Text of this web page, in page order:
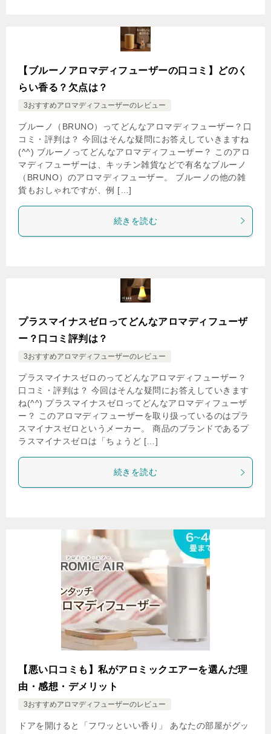
【ブルーノアロマディフューザーの口コミ】どのく
らい香る？欠点は？
3おすすめアロマディフューザーのレビュー
ブルーノ（BRUNO）ってどんなアロマディフューザー？口
コミ・評判は？ 今回はそんな疑問にお答えしていきますね
(^^) ブルーノってどんなアロマディフューザー？ このアロ
マディフューザーは、キッチン雑貨などで有名なブルーノ
（BRUNO）のアロマディフューザー。 ブルーノの他の雑
貨もおしゃれですが、例 […]
続きを読む
プラスマイナスゼロってどんなアロマディフューザ
ー？口コミ評判は？
3おすすめアロマディフューザーのレビュー
プラスマイナスゼロのってどんなアロマディフューザー？
口コミ・評判は？ 今回はそんな疑問にお答えしていきます
ね(^^) プラスマイナスゼロってどんなアロマディフューザ
ー？ このアロマディフューザーを取り扱っているのはプラ
スマイナスゼロというメーカー。 商品のブランドであるプ
ラスマイナスゼロは「ちょうど […]
続きを読む
【悪い口コミも】私がアロミックエアーを選んだ理
由・感想・デメリット
3おすすめアロマディフューザーのレビュー
ドアを開けると「フワッといい香り」 あなたの部屋がグッ